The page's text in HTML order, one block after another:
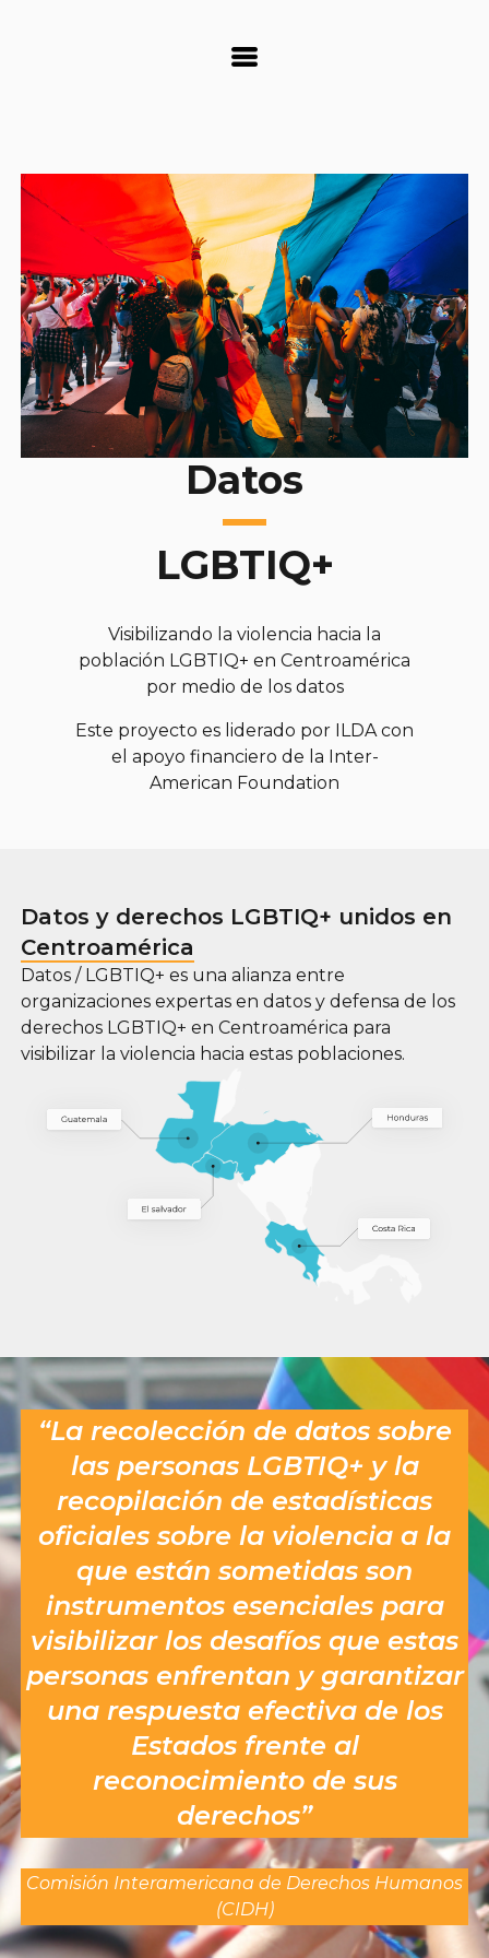
Datos
LGBTIQ+
Visibilizando la violencia hacia la
población LGBTIQ+ en Centroamérica
por medio de los datos
Este proyecto es liderado por ILDA con
el apoyo financiero de la Inter-
American Foundation
Datos y derechos LGBTIQ+ unidos en
Centroamérica
Datos / LGBTIQ+ es una alianza entre
organizaciones expertas en datos y defensa de los
derechos LGBTIQ+ en Centroamérica para
visibilizar la violencia hacia estas poblaciones.
“La recolección de datos sobre
las personas LGBTIQ+ y la
recopilación de estadísticas
oficiales sobre la violencia a la
que están sometidas son
instrumentos esenciales para
visibilizar los desafíos que estas
personas enfrentan y garantizar
una respuesta efectiva de los
Estados frente al
reconocimiento de sus
derechos”
Comisión Interamericana de Derechos Humanos
(CIDH)